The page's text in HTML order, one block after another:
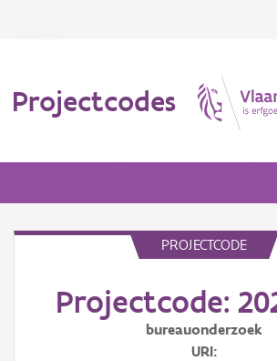
Projectcodes
PROJECTCODE
Projectcode:
bureauonderzoek
URI